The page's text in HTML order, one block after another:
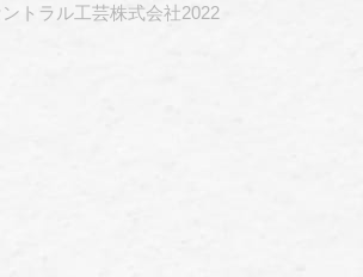
トラル工芸株式会社2022